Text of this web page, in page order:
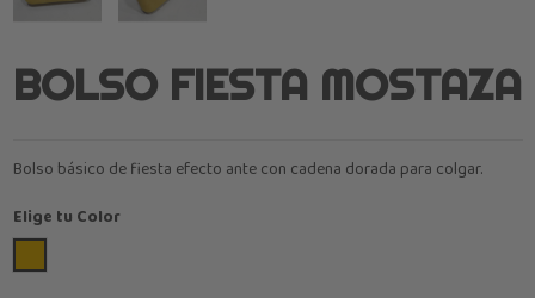
BOLSO FIESTA MOSTAZA
Bolso básico de fiesta efecto ante con cadena dorada para colgar.
Elige tu Color